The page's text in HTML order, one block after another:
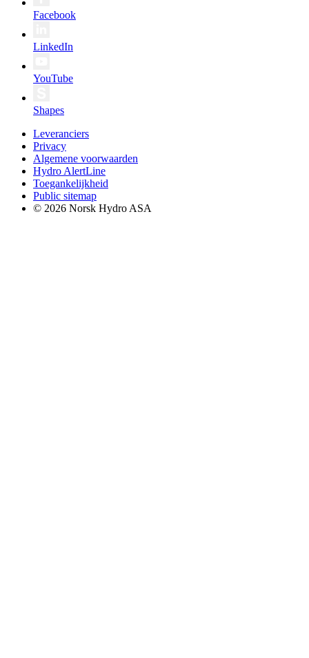
Facebook
LinkedIn
YouTube
Shapes
Leveranciers
Privacy
Algemene voorwaarden
Hydro AlertLine
Toegankelijkheid
Public sitemap
© 2026 Norsk Hydro ASA